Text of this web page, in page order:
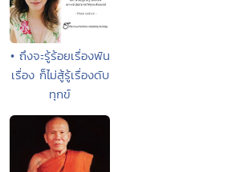
• ถึงจะรู้ร้อยเรื่องพัน
เรื่อง ก็ไม่สู้รู้เรื่องดับ
ทุกข์